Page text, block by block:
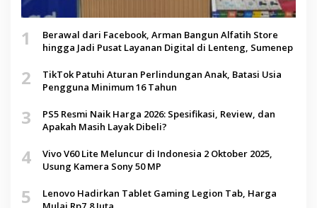
1
Berawal dari Facebook, Arman Bangun Alfatih Store
hingga Jadi Pusat Layanan Digital di Lenteng, Sumenep
2
TikTok Patuhi Aturan Perlindungan Anak, Batasi Usia
Pengguna Minimum 16 Tahun
3
PS5 Resmi Naik Harga 2026: Spesifikasi, Review, dan
Apakah Masih Layak Dibeli?
4
Vivo V60 Lite Meluncur di Indonesia 2 Oktober 2025,
Usung Kamera Sony 50 MP
5
Lenovo Hadirkan Tablet Gaming Legion Tab, Harga